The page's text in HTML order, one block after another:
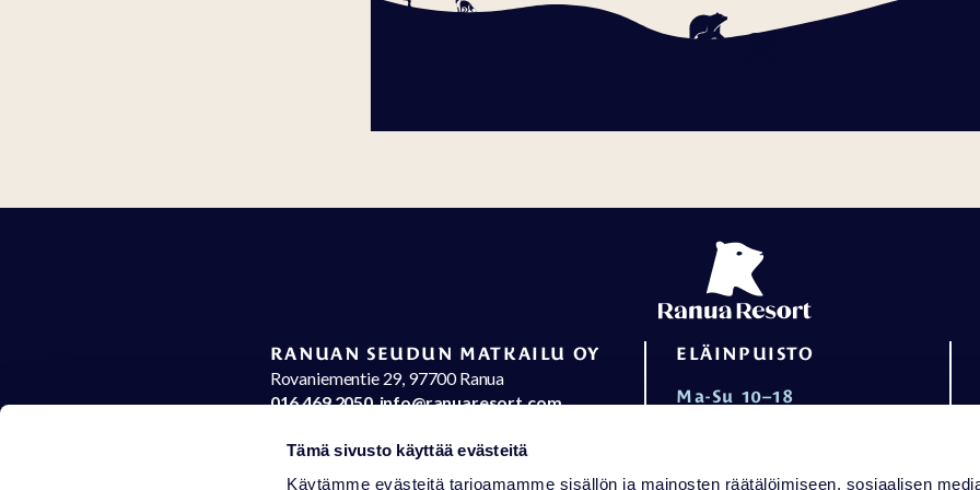
Tämä sivusto käyttää evästeitä
Käytämme evästeitä tarjoamamme sisällön ja mainosten räätälöimiseen, sosiaalisen
RANUAN SEUDUN MATKAILU OY
Rovaniementie 29, 97700 Ranua
016 469 2050info@ranuaresort.com
Yhteystiedot Aukioloajat
ELÄINPUISTO
Ma-Su 10–18